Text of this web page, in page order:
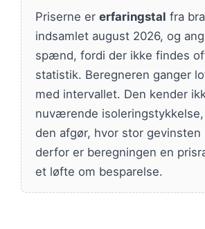
Priserne er erfaringstal fra
indsamlet august 2026, og
spænd, fordi der ikke findes
statistik. Beregneren ganger
med intervallet. Den kender
nuværende
den afgør, hvor stor
derfor er beregningen en
et løfte om besparelse.